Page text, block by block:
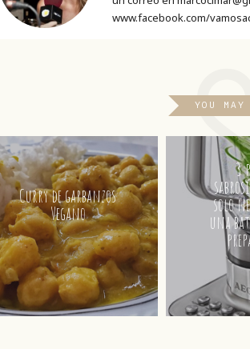
www.facebook.com/
YOU
Curry de garbanzos
Vegano
3
solo
una